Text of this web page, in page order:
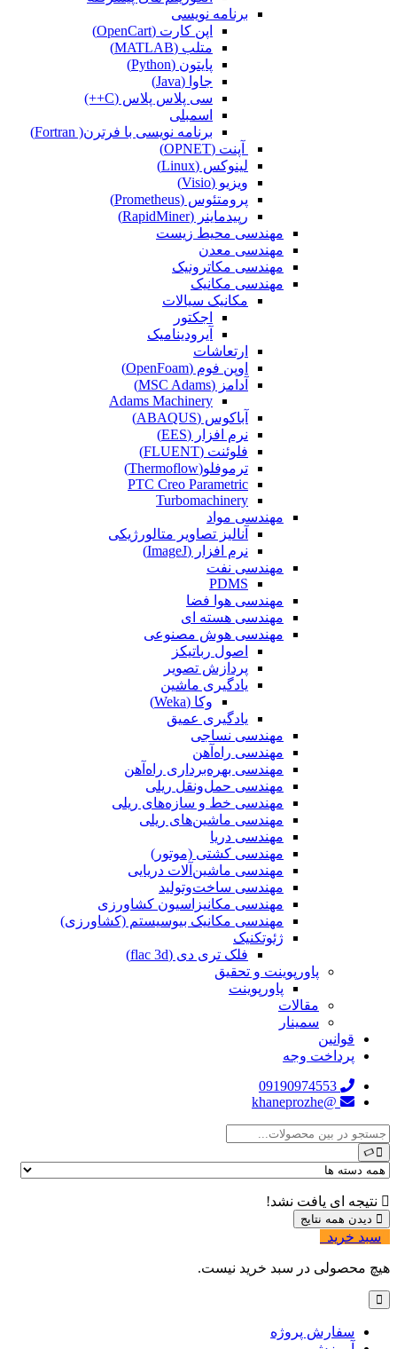
برنامه نویسی
اپن کارت (OpenCart)
متلب (MATLAB)
پایتون (Python)
جاوا (Java)
سی پلاس پلاس (C++)
اسمبلی
برنامه نویسی با فرترن( Fortran)
آپنت (OPNET)
لینوکس (Linux)
ویزیو (Visio)
پرومتئوس (Prometheus)
رپیدماینر (RapidMiner)
مهندسی محیط زیست
مهندسی معدن
مهندسی مکاترونیک
مهندسی مکانیک
مکانیک سیالات
اجکتور
آیرودینامیک
ارتعاشات
اوپن فوم (OpenFoam)
آدامز (MSC Adams)
Adams Machinery
آباکوس (ABAQUS)
نرم افزار (EES)
فلوئنت (FLUENT)
ترموفلو(Thermoflow)
PTC Creo Parametric
Turbomachinery
مهندسی مواد
آنالیز تصاویر متالورژیکی
نرم افزار (ImageJ)
مهندسی نفت
PDMS
مهندسی هوا فضا
مهندسی هسته ای
مهندسی هوش مصنوعی
اصول رباتیکز
پردازش تصویر
یادگیری ماشین
وکا (Weka)
یادگیری عمیق
مهندسی نساجی
مهندسی راه‌آهن
مهندسی بهره‌برداری راه‌آهن
مهندسی حمل‌ونقل ریلی
مهندسی خط و سازه‌های ریلی
مهندسی ماشین‌های ریلی
مهندسی دریا
مهندسی کشتی (موتور)
مهندسی ماشین‌آلات دریایی
مهندسی ساخت‌وتولید
مهندسی مکانیزاسیون کشاورزی
مهندسی مکانیک بیوسیستم (کشاورزی)
ژئوتکنیک
فلک تری دی (flac 3d)
پاورپوینت و تحقیق
پاورپوینت
مقالات
سمینار
قوانین
پرداخت وجه
09190974553
@khaneprozhe
نتیجه ای یافت نشد!
سبد خرید
هیچ محصولی در سبد خرید نیست.
سفارش پروژه